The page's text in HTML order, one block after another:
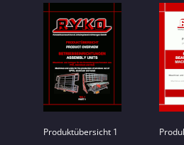
Produktübersicht 1